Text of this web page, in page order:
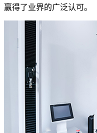
赢得了业界的广泛认可。